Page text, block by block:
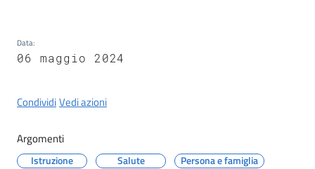
Servizi
on-
gli
argomenti
Data:
06 maggio 2024
CondividiVedi azioni
Argomenti
Istruzione Salute Persona e famiglia